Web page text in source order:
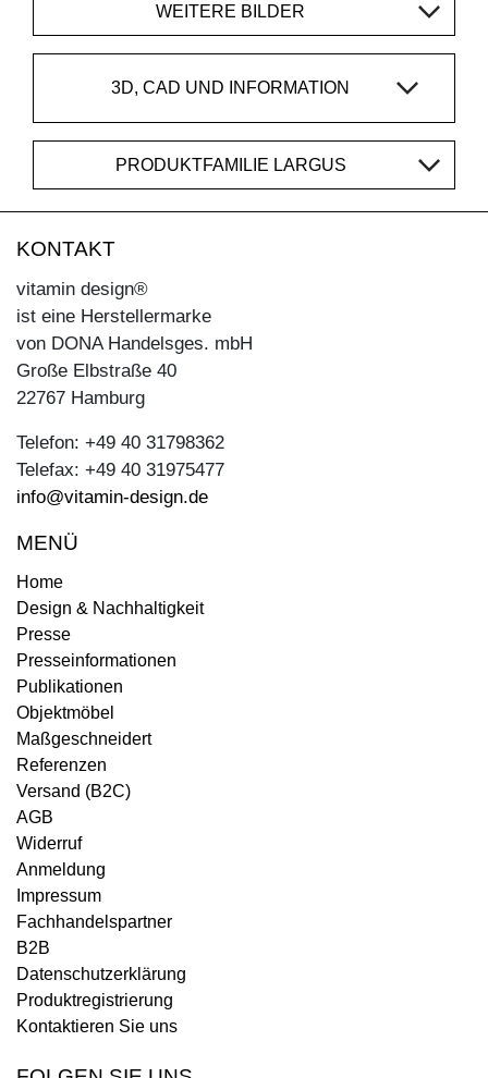
WEITERE BILDER
3D, CAD UND INFORMATION
PRODUKTFAMILIE LARGUS
KONTAKT
vitamin design®
ist eine Herstellermarke
von DONA Handelsges. mbH
Große Elbstraße 40
22767 Hamburg
Telefon: +49 40 31798362
Telefax: +49 40 31975477
info@vitamin-design.de
MENÜ
Home
Design & Nachhaltigkeit
Presse
Presseinformationen
Publikationen
Objektmöbel
Maßgeschneidert
Referenzen
Versand (B2C)
AGB
Widerruf
Anmeldung
Impressum
Fachhandelspartner
B2B
Datenschutzerklärung
Produktregistrierung
Kontaktieren Sie uns